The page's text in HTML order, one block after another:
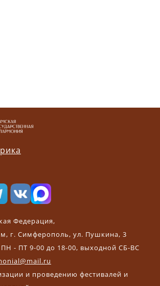
Федерация,
г. Симферополь, ул. Пушкина, 3
- ПТ 9-00 до 18-00, выходной СБ-ВС
и проведению фестивалей и